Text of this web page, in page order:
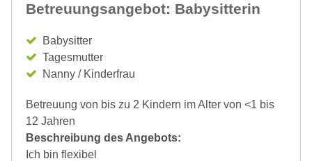
Betreuungsangebot: Babysitterin
Babysitter
Tagesmutter
Nanny / Kinderfrau
Betreuung von bis zu 2 Kindern im Alter von <1 bis
12 Jahren
Beschreibung des Angebots:
Ich bin flexibel